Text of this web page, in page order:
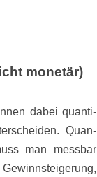
monetär)
dabei quanti-
Quan-
man messbar